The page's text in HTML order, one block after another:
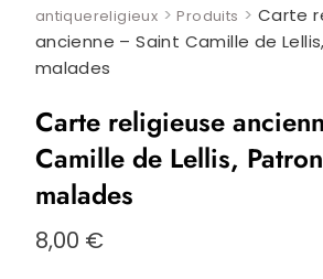
antiquereligieux >Produits > Carte
ancienne – Saint Camille de
malades
Carte religieuse
Camille de Lellis,
malades
8,00 €